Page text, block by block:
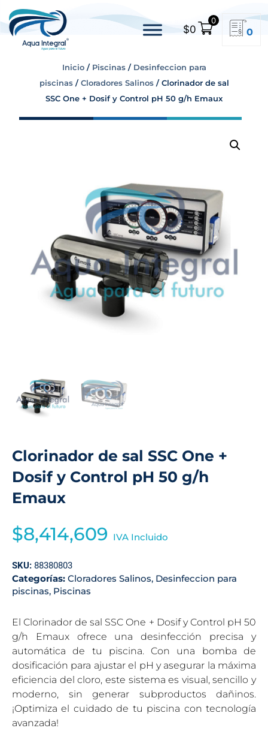
$0
0
0
Inicio/ Piscinas/ Desinfeccion para
piscinas/Cloradores Salinos/ Clorinador de sal
SSC One + Dosif y Control pH 50 g/h Emaux
Clorinador de sal SSC One +
Dosif y Control pH 50 g/h
Emaux
$8,414,609 IVA Incluido
SKU: 88380803
Categorías: Cloradores Salinos, Desinfeccion para
piscinas, Piscinas
El Clorinador de sal SSC One + Dosif y Control pH 50
g/h Emaux ofrece una desinfección precisa y
automática de tu piscina. Con una bomba de
dosificación para ajustar el pH y asegurar la máxima
eficiencia del cloro, este sistema es visual, sencillo y
moderno, sin generar subproductos dañinos.
¡Optimiza el cuidado de tu piscina con tecnología
avanzada!